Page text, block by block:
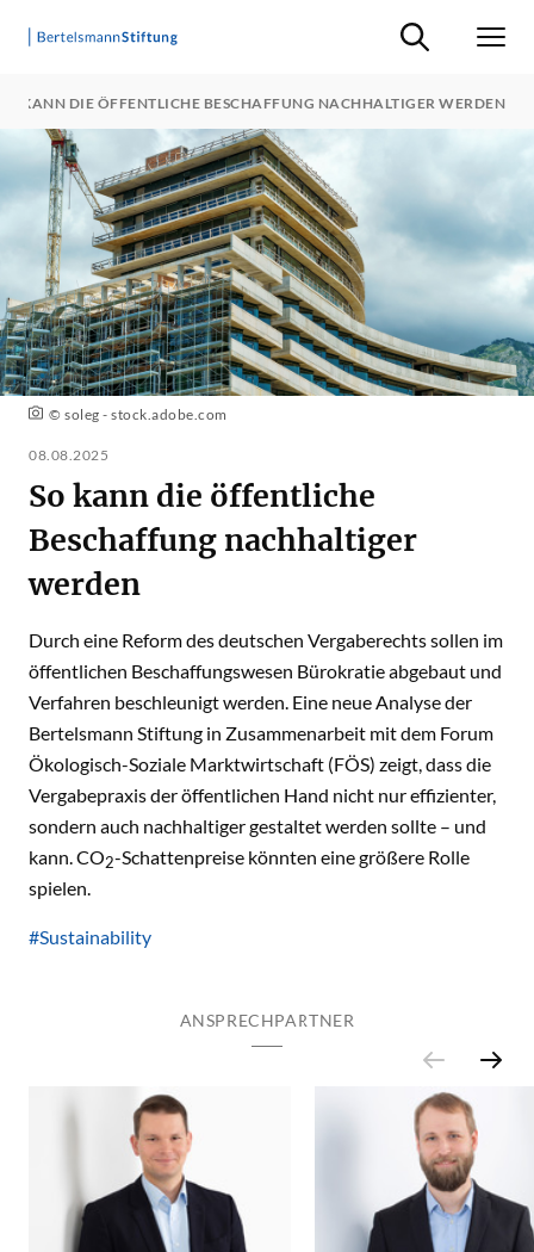
Suche ein-/
KANN DIE ÖFFENTLICHE BESCHAFFUNG NACHHALTIGER WERDEN
© soleg - stock.adobe.com
08.08.2025
So kann die öffentliche
Beschaffung nachhaltiger
werden
Durch eine Reform des deutschen Vergaberechts sollen im
öffentlichen Beschaffungswesen Bürokratie abgebaut und
Verfahren beschleunigt werden. Eine neue Analyse der
Bertelsmann Stiftung in Zusammenarbeit mit dem Forum
Ökologisch-Soziale Marktwirtschaft (FÖS) zeigt, dass die
Vergabepraxis der öffentlichen Hand nicht nur effizienter,
sondern auch nachhaltiger gestaltet werden sollte – und
kann. CO2-Schattenpreise könnten eine größere Rolle
spielen.
#Sustainability
ANSPRECHPARTNER